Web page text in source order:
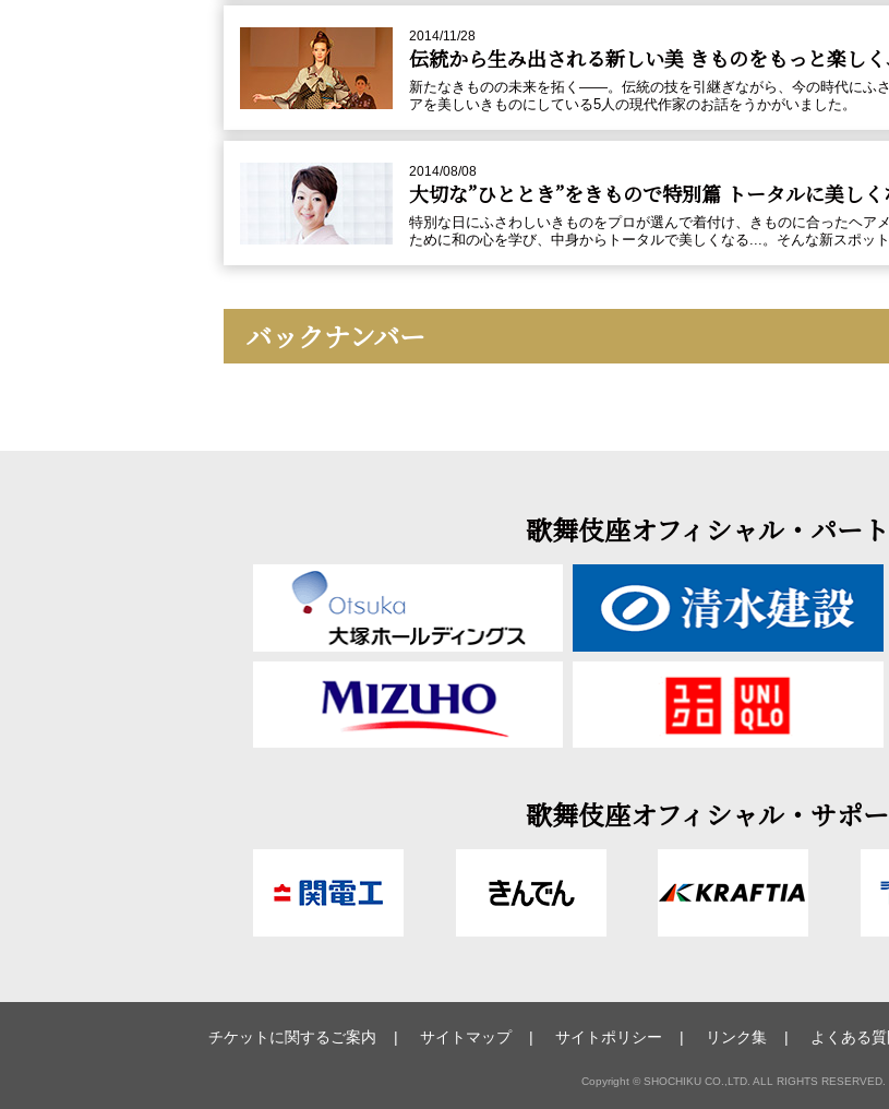
2014/11/28
伝統から生み出される新しい美 きものをもっと楽し
新たなきものの未来を拓く――。伝統の技を引継ぎながら、今の時代にふ
アを美しいきものにしている5人の現代作家のお話をうかがいました。
2014/08/08
大切な”ひととき”をきもので――特別篇 トータルに美しく
特別な日にふさわしいきものをプロが選んで着付け、きものに合ったヘア
ために和の心を学び、中身からトータルで美しくなる...。そんな新スポット
バックナンバー
歌舞伎座オフィシャル・パー
歌舞伎座オフィシャル・サポ
チケットに関するご案内 サイトマップ サイトポリシー リンク集 よくある質
Copyright © SHOCHIKU CO.,LTD. ALL RIGHTS RESERVED.